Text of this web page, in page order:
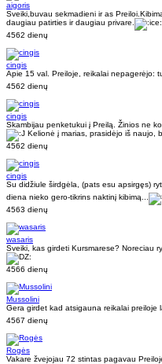
aigoris
Sveiki,buvau sekmadieni ir as
daugiau patirties ir daugiau privare.
4562 dienų
cingis
Apie 15 val. Preiloje, reikalai nepagerėjo:
4562 dienų
cingis
Skambijau penketukui į Preilą. Žinios ne
Kelionė į marias, prasidėjo iš naujo,
4562 dienų
cingis
Su didžiule širdgėla, (pats esu apsirgęs)
diena nieko gero-tikrins naktinį kibimą...
4563 dienų
wasaris
Sveiki, kas girdeti Kursmarese? Noreciau
4566 dienų
Mussolini
Gera girdet kad atsigauna reikalai preiloje
4567 dienų
Rogės
Vakare žvejojau 72 stintas pagavau